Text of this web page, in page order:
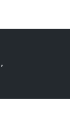
,